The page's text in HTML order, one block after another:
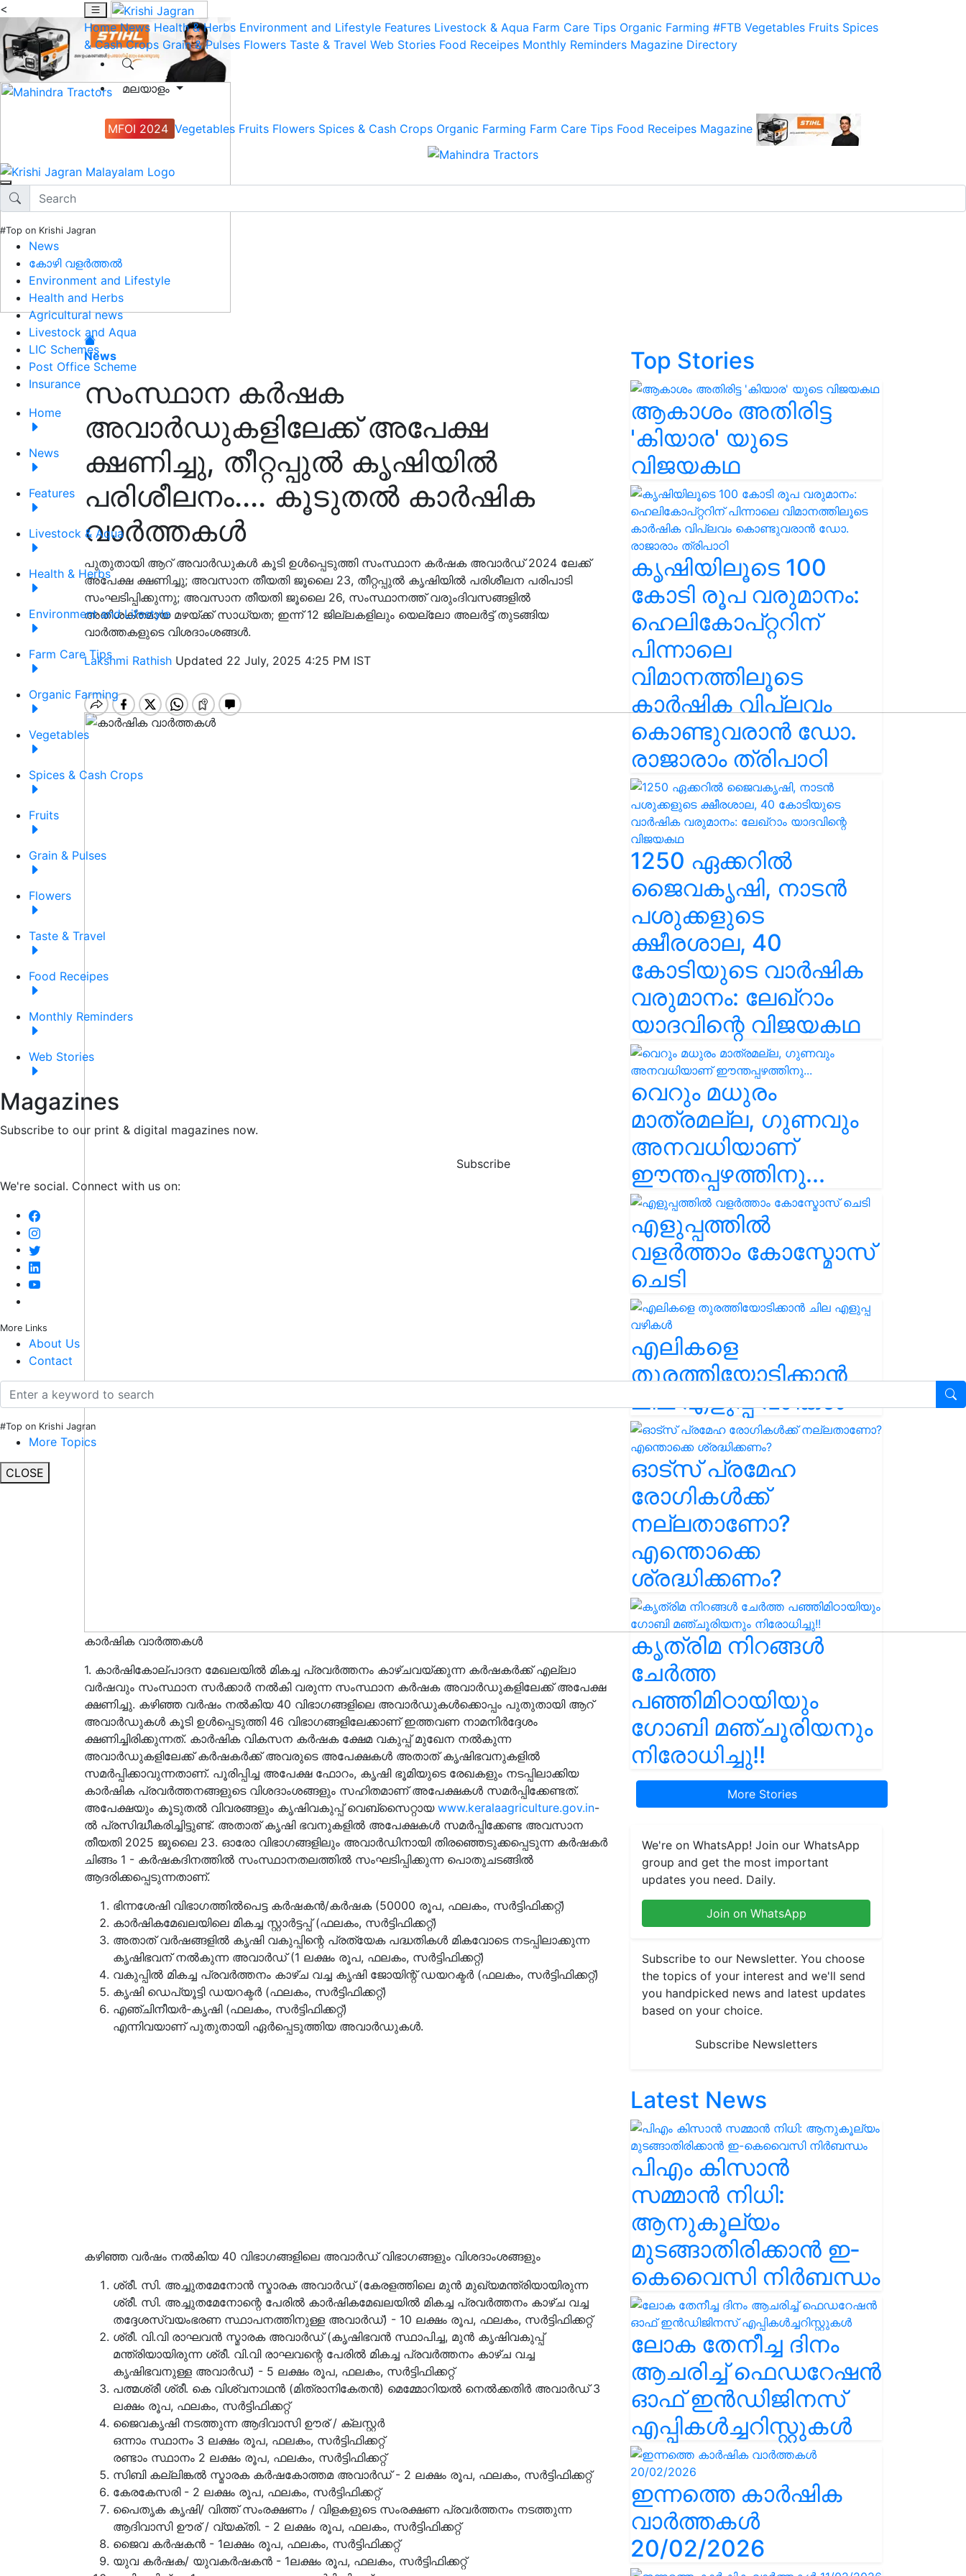
<
Home News Health & Herbs Environment and Lifestyle Features Livestock & Aqua Farm Care Tips Organic Farming #FTB Vegetables Fruits Spices
& Cash Crops Grain & Pulses Flowers Taste & Travel Web Stories Food Receipes Monthly Reminders Magazine Directory
മലയാളം
MFOI 2024 Vegetables Fruits Flowers Spices & Cash Crops Organic Farming Farm Care Tips Food Receipes Magazine
#Top on Krishi Jagran
News
കോഴി വളർത്തൽ
Environment and Lifestyle
Health and Herbs
Agricultural news
Livestock and Aqua
LIC Schemes
Post Office Scheme
Insurance
Home
News
Features
Livestock & Aqua
Health & Herbs
Environment and Lifestyle
Farm Care Tips
Organic Farming
Vegetables
Spices & Cash Crops
Fruits
Grain & Pulses
Flowers
Taste & Travel
Food Receipes
Monthly Reminders
Web Stories
Magazines
Subscribe to our print & digital magazines now.
Subscribe
We're social. Connect with us on:
More Links
About Us
Contact
#Top on Krishi Jagran
More Topics
CLOSE
News
സംസ്ഥാന കർഷക
അവാർഡുകളിലേക്ക് അപേക്ഷ
ക്ഷണിച്ചു, തീറ്റപ്പുല്‍ കൃഷിയില്‍
പരിശീലനം.... കൂടുതൽ കാർഷിക
വാർത്തകൾ
പുതുതായി ആറ് അവാർഡുകൾ കൂടി ഉൾപ്പെടുത്തി സംസ്ഥാന കർഷക അവാർഡ് 2024 ലേക്ക്
അപേക്ഷ ക്ഷണിച്ചു; അവസാന തീയതി ജൂലൈ 23, തീറ്റപ്പുല്‍ കൃഷിയില്‍ പരിശീലന പരിപാടി
സംഘടിപ്പിക്കുന്നു; അവസാന തീയതി ജൂലൈ 26, സംസ്ഥാനത്ത് വരുംദിവസങ്ങളിൽ
അതിശക്തമായ മഴയ്ക്ക് സാധ്യത; ഇന്ന് 12 ജില്ലകളിലും യെല്ലോ അലർട്ട് തുടങ്ങിയ
വാർത്തകളുടെ വിശദാംശങ്ങൾ.
Lakshmi Rathish Updated 22 July, 2025 4:25 PM IST
കാർഷിക വാർത്തകൾ
1. കാർഷികോല്പാദന മേഖലയിൽ മികച്ച പ്രവർത്തനം കാഴ്ചവയ്ക്കുന്ന കർഷകർക്ക് എല്ലാ
വർഷവും സംസ്ഥാന സർക്കാർ നൽകി വരുന്ന സംസ്ഥാന കർഷക അവാർഡുകളിലേക്ക് അപേക്ഷ
ക്ഷണിച്ചു. കഴിഞ്ഞ വർഷം നൽകിയ 40 വിഭാഗങ്ങളിലെ അവാർഡുകൾക്കൊപ്പം പുതുതായി ആറ്
അവാർഡുകൾ കൂടി ഉൾപ്പെടുത്തി 46 വിഭാഗങ്ങളിലേക്കാണ് ഇത്തവണ നാമനിർദ്ദേശം
ക്ഷണിച്ചിരിക്കുന്നത്. കാർഷിക വികസന കർഷക ക്ഷേമ വകുപ്പ് മുഖേന നൽകുന്ന
അവാർഡുകളിലേക്ക് കർഷകർക്ക് അവരുടെ അപേക്ഷകൾ അതാത് കൃഷിഭവനുകളിൽ
സമർപ്പിക്കാവുന്നതാണ്. പൂരിപ്പിച്ച അപേക്ഷ ഫോറം, കൃഷി ഭൂമിയുടെ രേഖകളും നടപ്പിലാക്കിയ
കാർഷിക പ്രവർത്തനങ്ങളുടെ വിശദാംശങ്ങളും സഹിതമാണ് അപേക്ഷകൾ സമർപ്പിക്കേണ്ടത്.
അപേക്ഷയും കൂടുതൽ വിവരങ്ങളും കൃഷിവകുപ്പ് വെബ്സൈറ്റായ www.keralaagriculture.gov.in-
ൽ പ്രസിദ്ധീകരിച്ചിട്ടുണ്ട്. അതാത് കൃഷി ഭവനുകളിൽ അപേക്ഷകൾ സമർപ്പിക്കേണ്ട അവസാന
തീയതി 2025 ജൂലൈ 23. ഓരോ വിഭാഗങ്ങളിലും അവാർഡിനായി തിരഞ്ഞെടുക്കപ്പെടുന്ന കർഷകർ
ചിങ്ങം 1 - കർഷകദിനത്തിൽ സംസ്ഥാനതലത്തിൽ സംഘടിപ്പിക്കുന്ന പൊതുചടങ്ങിൽ
ആദരിക്കപ്പെടുന്നതാണ്.
ഭിന്നശേഷി വിഭാഗത്തിൽപെട്ട കർഷകൻ/കർഷക (50000 രൂപ, ഫലകം, സർട്ടിഫിക്കറ്റ്)
കാർഷികമേഖലയിലെ മികച്ച സ്റ്റാർട്ടപ്പ് (ഫലകം, സർട്ടിഫിക്കറ്റ്)
അതാത് വർഷങ്ങളിൽ കൃഷി വകുപ്പിന്റെ പ്രത്യേക പദ്ധതികൾ മികവോടെ നടപ്പിലാക്കുന്ന
കൃഷിഭവന് നൽകുന്ന അവാർഡ് (1 ലക്ഷം രൂപ, ഫലകം, സർട്ടിഫിക്കറ്റ്)
വകുപ്പിൽ മികച്ച പ്രവർത്തനം കാഴ്ച വച്ച കൃഷി ജോയിന്റ് ഡയറക്ടർ (ഫലകം, സർട്ടിഫിക്കറ്റ്)
കൃഷി ഡെപ്യൂട്ടി ഡയറക്ടർ (ഫലകം, സർട്ടിഫിക്കറ്റ്)
എഞ്ചിനീയർ-കൃഷി (ഫലകം, സർട്ടിഫിക്കറ്റ്)
എന്നിവയാണ് പുതുതായി ഏർപ്പെടുത്തിയ അവാർഡുകൾ.
കഴിഞ്ഞ വർഷം നൽകിയ 40 വിഭാഗങ്ങളിലെ അവാർഡ് വിഭാഗങ്ങളും വിശദാംശങ്ങളും
ശ്രീ. സി. അച്ചുതമേനോന്‍ സ്മാരക അവാര്‍ഡ്‌ (കേരളത്തിലെ മുൻ മുഖ്യമന്ത്രിയായിരുന്ന
ശ്രീ. സി. അച്ചുതമേനോന്റെ പേരില്‍ കാർഷികമേഖലയില്‍ മികച്ച പ്രവര്‍ത്തനം കാഴ്ച വച്ച
തദ്ദേശസ്വയംഭരണ സ്ഥാപനത്തിനുള്ള അവാര്‍ഡ്‌) - 10 ലക്ഷം രൂപ, ഫലകം, സർട്ടിഫിക്കറ്റ്
ശ്രീ. വി.വി രാഘവന്‍ സ്മാരക അവാര്‍ഡ്‌ (കൃഷിഭവന്‍ സ്ഥാപിച്ച, മുന്‍ കൃഷിവകുപ്പ്‌
മന്ത്രിയായിരുന്ന ശ്രീ. വി.വി രാഘവന്റെ പേരില്‍ മികച്ച പ്രവര്‍ത്തനം കാഴ്ച വച്ച
കൃഷിഭവനുള്ള അവാര്‍ഡ്‌) - 5 ലക്ഷം രൂപ, ഫലകം, സര്‍ട്ടിഫിക്കറ്റ്‌
പത്മശ്രീ ശ്രീ. കെ വിശ്വനാഥന്‍ (മിത്രാനികേതന്‍) മെമ്മോറിയല്‍ നെല്‍ക്കതിര്‍ അവാര്‍ഡ്‌ 3
ലക്ഷം രൂപ, ഫലകം, സര്‍ട്ടിഫിക്കറ്റ്‌
ജൈവകൃഷി നടത്തുന്ന ആദിവാസി ഊര്‌ / ക്ലസ്റ്റര്‍
ഒന്നാം സ്ഥാനം 3 ലക്ഷം രൂപ, ഫലകം, സർട്ടിഫിക്കറ്റ്
രണ്ടാം സ്ഥാനം 2 ലക്ഷം രൂപ, ഫലകം, സർട്ടിഫിക്കറ്റ്
സിബി കല്ലിങ്കൽ സ്മാരക കര്‍ഷകോത്തമ അവാര്‍ഡ്‌ - 2 ലക്ഷം രൂപ, ഫലകം, സര്‍ട്ടിഫിക്കറ്റ്‌
കേരകേസരി - 2 ലക്ഷം രൂപ, ഫലകം, സര്‍ട്ടിഫിക്കറ്റ്‌
പൈതൃക കൃഷി/ വിത്ത്‌ സംരക്ഷണം / വിളകളുടെ സംരക്ഷണ പ്രവര്‍ത്തനം നടത്തുന്ന
ആദിവാസി ഊര്‌ / വ്യക്തി. - 2 ലക്ഷം രൂപ, ഫലകം, സര്‍ട്ടിഫിക്കറ്റ്‌
ജൈവ കര്‍ഷകന്‍ - 1ലക്ഷം രൂപ, ഫലകം, സര്‍ട്ടിഫിക്കറ്റ്‌
യുവ കര്‍ഷക/ യുവകര്‍ഷകന്‍ - 1ലക്ഷം രൂപ, ഫലകം, സര്‍ട്ടിഫിക്കറ്റ്‌
Top Stories
ആകാശം അതിരിട്ട
'കിയാര' യുടെ
വിജയകഥ
കൃഷിയിലൂടെ 100
കോടി രൂപ വരുമാനം:
ഹെലികോപ്റ്ററിന്
പിന്നാലെ
വിമാനത്തിലൂടെ
കാർഷിക വിപ്ലവം
കൊണ്ടുവരാൻ ഡോ.
രാജാരാം ത്രിപാഠി
1250 ഏക്കറിൽ
ജൈവകൃഷി, നാടൻ
പശുക്കളുടെ
ക്ഷീരശാല, 40
കോടിയുടെ വാർഷിക
വരുമാനം: ലേഖ്‌റാം
യാദവിന്റെ വിജയകഥ
വെറും മധുരം
മാത്രമല്ല, ഗുണവും
അനവധിയാണ്
ഈന്തപ്പഴത്തിനു...
എളുപ്പത്തിൽ
വളർത്താം കോസ്മോസ്
ചെടി
എലികളെ
തുരത്തിയോടിക്കാൻ
ചില എളുപ്പ വഴികൾ
ഓട്സ് പ്രമേഹ
രോഗികൾക്ക്
നല്ലതാണോ?
എന്തൊക്കെ
ശ്രദ്ധിക്കണം?
കൃത്രിമ നിറങ്ങൾ
ചേർത്ത
പഞ്ഞിമിഠായിയും
ഗോബി മഞ്ചൂരിയനും
നിരോധിച്ചു!!
More Stories
We're on WhatsApp! Join our WhatsApp
group and get the most important
updates you need. Daily.
Join on WhatsApp
Subscribe to our Newsletter. You choose
the topics of your interest and we'll send
you handpicked news and latest updates
based on your choice.
Subscribe Newsletters
Latest News
പിഎം കിസാൻ
സമ്മാൻ നിധി:
ആനുകൂല്യം
മുടങ്ങാതിരിക്കാൻ ഇ-
കെവൈസി നിർബന്ധം
ലോക തേനീച്ച ദിനം
ആചരിച്ച് ഫെഡറേഷൻ
ഓഫ് ഇൻഡിജിനസ്
എപ്പികൾച്ചറിസ്റ്റുകൾ
ഇന്നത്തെ കാർഷിക
വാർത്തകൾ
20/02/2026